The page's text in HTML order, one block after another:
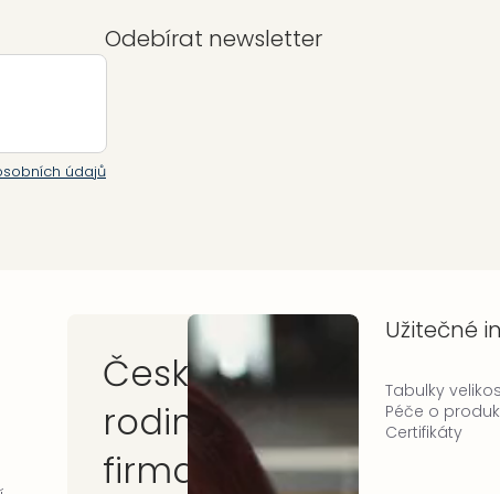
Odebírat newsletter
údajů
Česká
rodinná
firma
Užitečné
Tabulky
Péče o
Certifikáty